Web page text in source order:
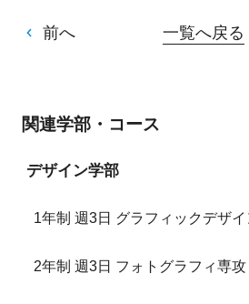
前へ 一覧へ戻る
関連学部・コース
デザイン学部
1年制 週3日 グラフィックデザイ
2年制 週3日 フォトグラフィ専攻